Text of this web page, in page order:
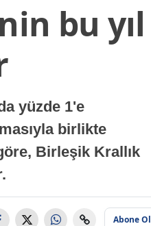
bu yıl
yüzde 1'e
birlikte
Birleşik Krallık
Abone Ol